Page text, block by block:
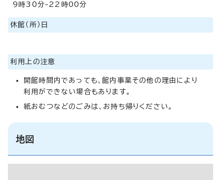
9時30分-22時00分
休館（所）日
利用上の注意
開館時間内であっても、館内事業その他の理由により
利用ができない場合もあります。
紙おむつなどのごみは、お持ち帰りください。
地図